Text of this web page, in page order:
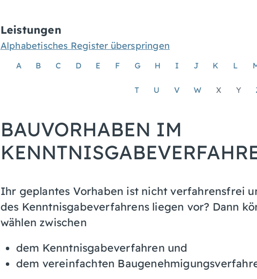
Leistungen
Alphabetisches Register überspringen
A B C D E F G H I J K L
T U V W X Y
BAUVORHABEN IM
Ihr geplantes Vorhaben ist nicht verfahrensfrei
des Kenntnisgabeverfahrens liegen vor? Dann
wählen zwischen
dem Kenntnisgabeverfahren und
dem vereinfachten